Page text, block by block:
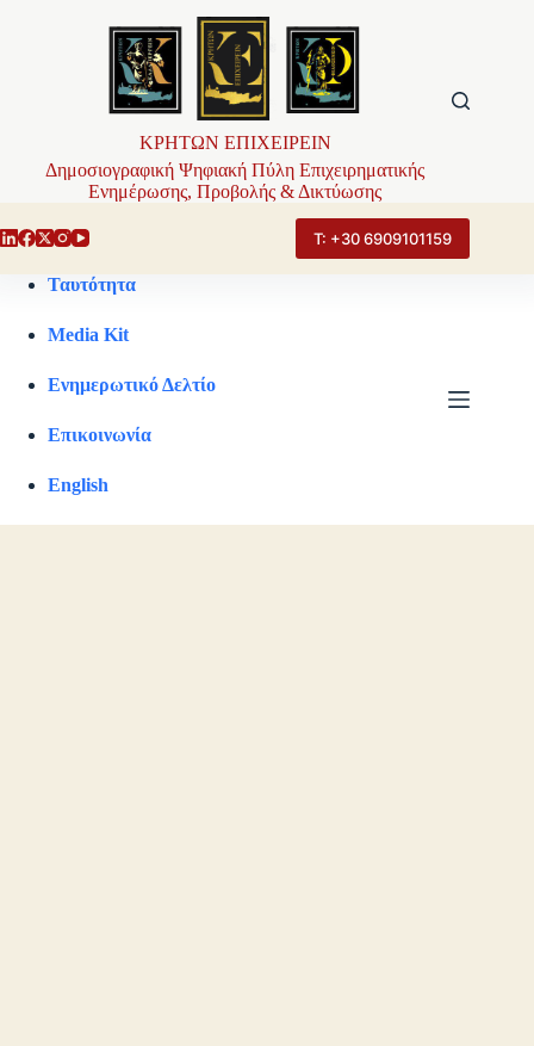
ΚΡΗΤΩΝ ΕΠΙΧΕΙΡΕΙΝ
Δημοσιογραφική Ψηφιακή Πύλη Επιχειρηματικής
Ενημέρωσης, Προβολής & Δικτύωσης
Τ: +30 6909101159
Ταυτότητα
Media Kit
Ενημερωτικό Δελτίο
Επικοινωνία
English